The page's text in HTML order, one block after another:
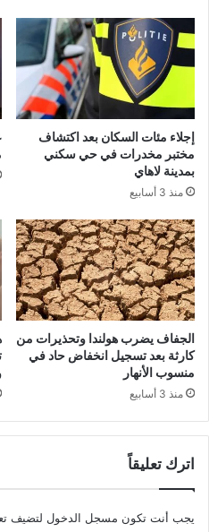
إجلاء مئات السكان بعد اكتشاف
مختبر مخدرات في حي سكني
بمدينة لاهاي
منذ 3 أسابيع
الجفاف يضرب هولندا وتحذيرات من
كارثة بعد تسجيل انخفاض حاد في
منسوب الأنهار
منذ 3 أسابيع
اترك تعليقاً
يجب أنت تكون مسجل الدخول لتضيف